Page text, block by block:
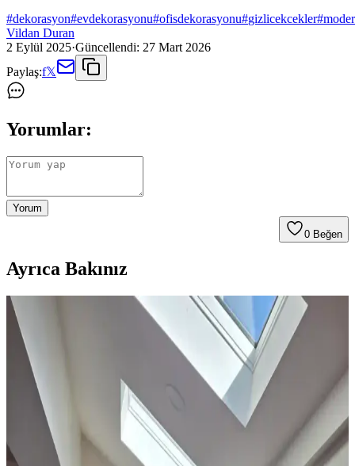
#dekorasyon#evdekorasyonu#ofisdekorasyonu#gizlicekcekler#
Vildan Duran
2 Eylül 2025·Güncellendi: 27 Mart 2026
Paylaş:f𝕏
Yorumlar:
Yorum
0 Beğen
Ayrıca Bakınız
Ev Dekorasyonunda Halı Seçimi: Renk Dengesi ve
Uyum Prensipleriyle Mekan Tasarımı
Ev dekorasyonunda halı seçimi, renk dengesi ve desen uyumu ile
mekanın atmosferini belirler. 60/30/10 prensibi ve mobilyalarla
uyum, yaşam alanına sıcaklık ve kişilik katar.
Yatak Odası Perde Seçimi ve Asma Teknikleri:
Estetik ve Fonksiyonel Yaklaşımlar